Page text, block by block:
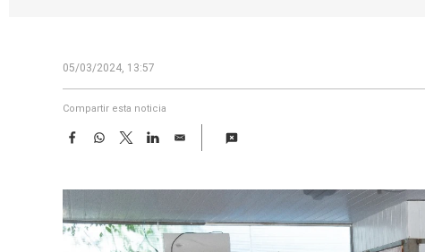
05/03/2024, 13:57
Compartir esta noticia
F
e
o
o
W
t
A
p
T
w
t
e
r
L
k
d
I
E
i